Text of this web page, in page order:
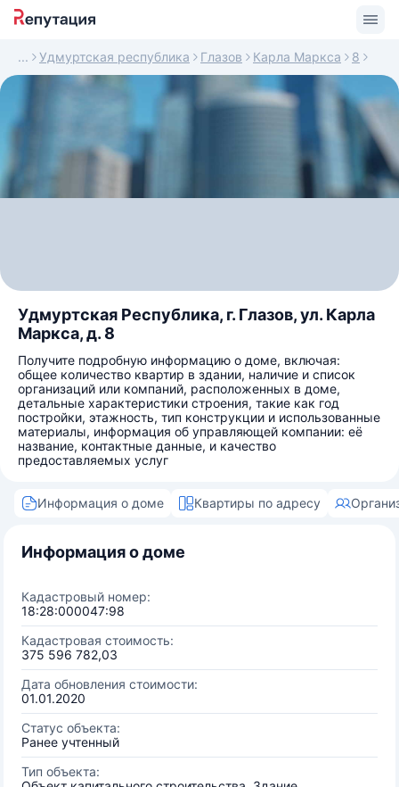
Удмуртская республика Глазов Карла Маркса 8
Удмуртская Республика, г. Глазов, ул. Карла
Маркса, д. 8
Получите подробную информацию о доме, включая:
общее количество квартир в здании, наличие и список
организаций или компаний, расположенных в доме,
детальные характеристики строения, такие как год
постройки, этажность, тип конструкции и использованные
материалы, информация об управляющей компании: её
название, контактные данные, и качество
предоставляемых услуг
Информация о доме Квартиры по адресу
Информация о доме
Кадастровый номер:
18:28:000047:98
Кадастровая стоимость:
375 596 782,03
Дата обновления стоимости:
01.01.2020
Статус объекта:
Ранее учтенный
Тип объекта: